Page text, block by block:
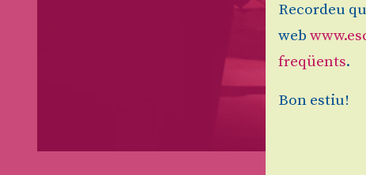
Recordeu
web
freqüents.
Bon estiu!